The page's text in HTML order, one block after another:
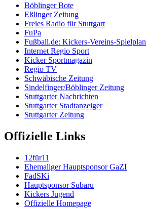
Böblinger Bote
Eßlinger Zeitung
Freies Radio für Stuttgart
FuPa
Fußball.de: Kickers-Vereins-Spielplan
Internet Regio Sport
Kicker Sportmagazin
Regio TV
Schwäbische Zeitung
Sindelfinger/Böblinger Zeitung
Stuttgarter Nachrichten
Stuttgarter Stadtanzeiger
Stuttgarter Zeitung
Offizielle Links
12für11
Ehemaliger Hauptsponsor GaZI
FadSKi
Hauptsponsor Subaru
Kickers Jugend
Offizielle Homepage